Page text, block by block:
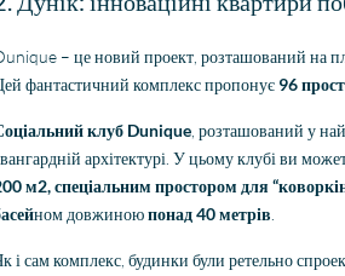
– це новий проект, розташований на
фантастичний комплекс пропонує 96
клуб Dunique , розташований у
архітектурі. У цьому клубі ви
м2, спеціальним простором для
ном довжиноюпонад 40 метрів
і сам комплекс, будинки були ретельно